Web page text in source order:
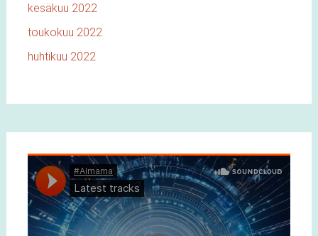
kesäkuu 2022
toukokuu 2022
huhtikuu 2022